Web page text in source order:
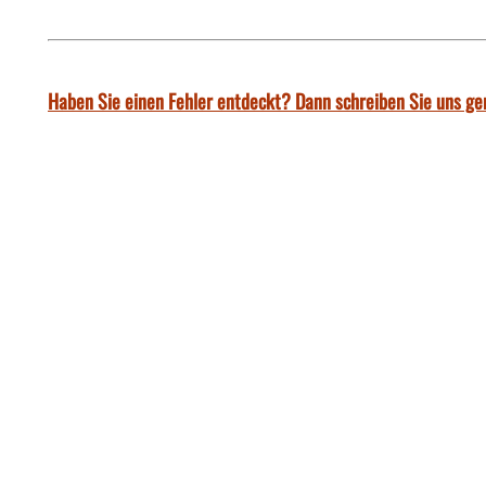
Haben Sie einen Fehler entdeckt? Dann schreiben Sie uns